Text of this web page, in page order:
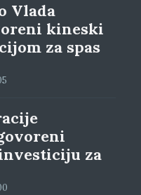
Vlada
kineski
za spas
za